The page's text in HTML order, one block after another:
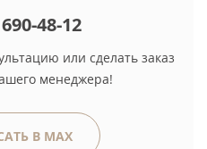
48-12
или сделать заказ
менеджера!
В MAX